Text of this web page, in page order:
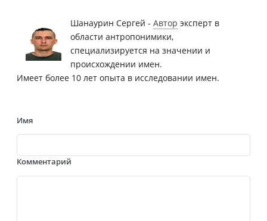
Шанаурин Сергей - Автор эксперт в
области антропонимики,
специализируется на значении и
происхождении имен.
Имеет более 10 лет опыта в исследовании имен.
Имя
Комментарий